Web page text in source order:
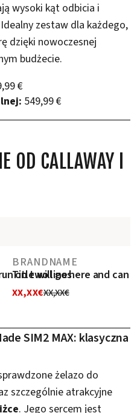
wysoki kąt odbicia i
zestaw dla każdego,
dzięki nowoczesnej
budżecie.
€
549,99 €
OD CALLAWAY I
on two lines
BRANDNAME
Title will go here and can
XX,XX€XX,XX€
SIM2 MAX: klasyczna
żelazo do
szczególnie atrakcyjne
. Jego sercem jest